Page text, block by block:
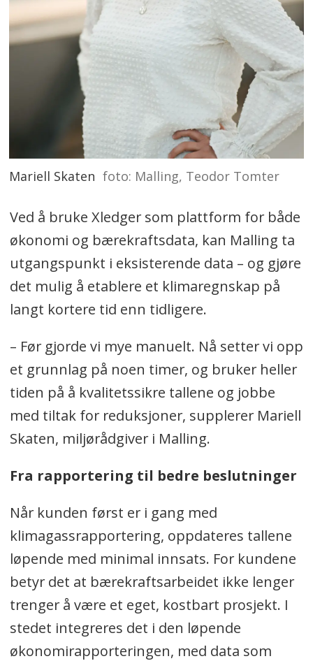
Mariell Skaten foto: Malling, Teodor Tomter
Ved å bruke Xledger som plattform for både
økonomi og bærekraftsdata, kan Malling ta
utgangspunkt i eksisterende data – og gjøre
det mulig å etablere et klimaregnskap på
langt kortere tid enn tidligere.
– Før gjorde vi mye manuelt. Nå setter vi opp
et grunnlag på noen timer, og bruker heller
tiden på å kvalitetssikre tallene og jobbe
med tiltak for reduksjoner, supplerer Mariell
Skaten, miljørådgiver i Malling.
Fra rapportering til bedre beslutninger
Når kunden først er i gang med
klimagassrapportering, oppdateres tallene
løpende med minimal innsats. For kundene
betyr det at bærekraftsarbeidet ikke lenger
trenger å være et eget, kostbart prosjekt. I
stedet integreres det i den løpende
økonomirapporteringen, med data som